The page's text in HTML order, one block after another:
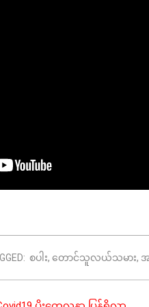
စပါး, တောင်သူလယ်သမား,